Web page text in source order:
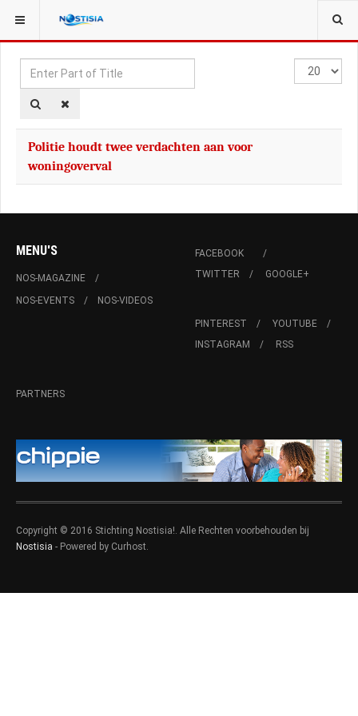
YOU ARE HERE:
Enter
Part
of
Display
#
Politie houdt twee verdachten aan voor
woningoverval
MENU'S
NOS-MAGAZINE
NOS-EVENTS
NOS-VIDEOS
FACEBOOK
TWITTER
GOOGLE+
PINTEREST
YOUTUBE
INSTAGRAM
RSS
PARTNERS
Copyright © 2016 Stichting Nostisia!. Alle Rechten voorbehouden bij
Nostisia - Powered by Curhost.